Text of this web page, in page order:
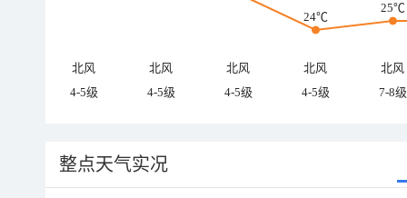
24℃
25℃
北风 北风 北风 北风
北风
4-5级
4-5级 4-5级 4-5级 7-8级
整点天气实况